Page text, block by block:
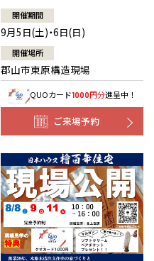
開催期間
9月5日(土)・6日(日)
開催場所
郡山市東原構造現場
QUOカード1000円分進呈中！
ご来場予約